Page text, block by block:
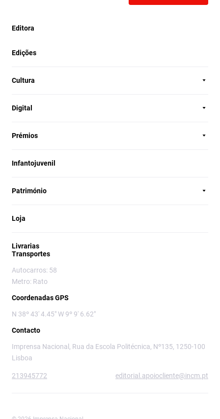
Editora
Edições
Cultura
Digital
Prémios
Infantojuvenil
Património
Loja
Livrarias
Transportes
Autocarros: 58
Metro: Rato
Coordenadas GPS
N 38º 43' 4.45" W 9º 9' 6.62"
Contacto
Imprensa Nacional, Rua da Escola Politécnica, Nº135, 1250-100
Lisboa
213945772 editorial.apoiocliente@incm.pt